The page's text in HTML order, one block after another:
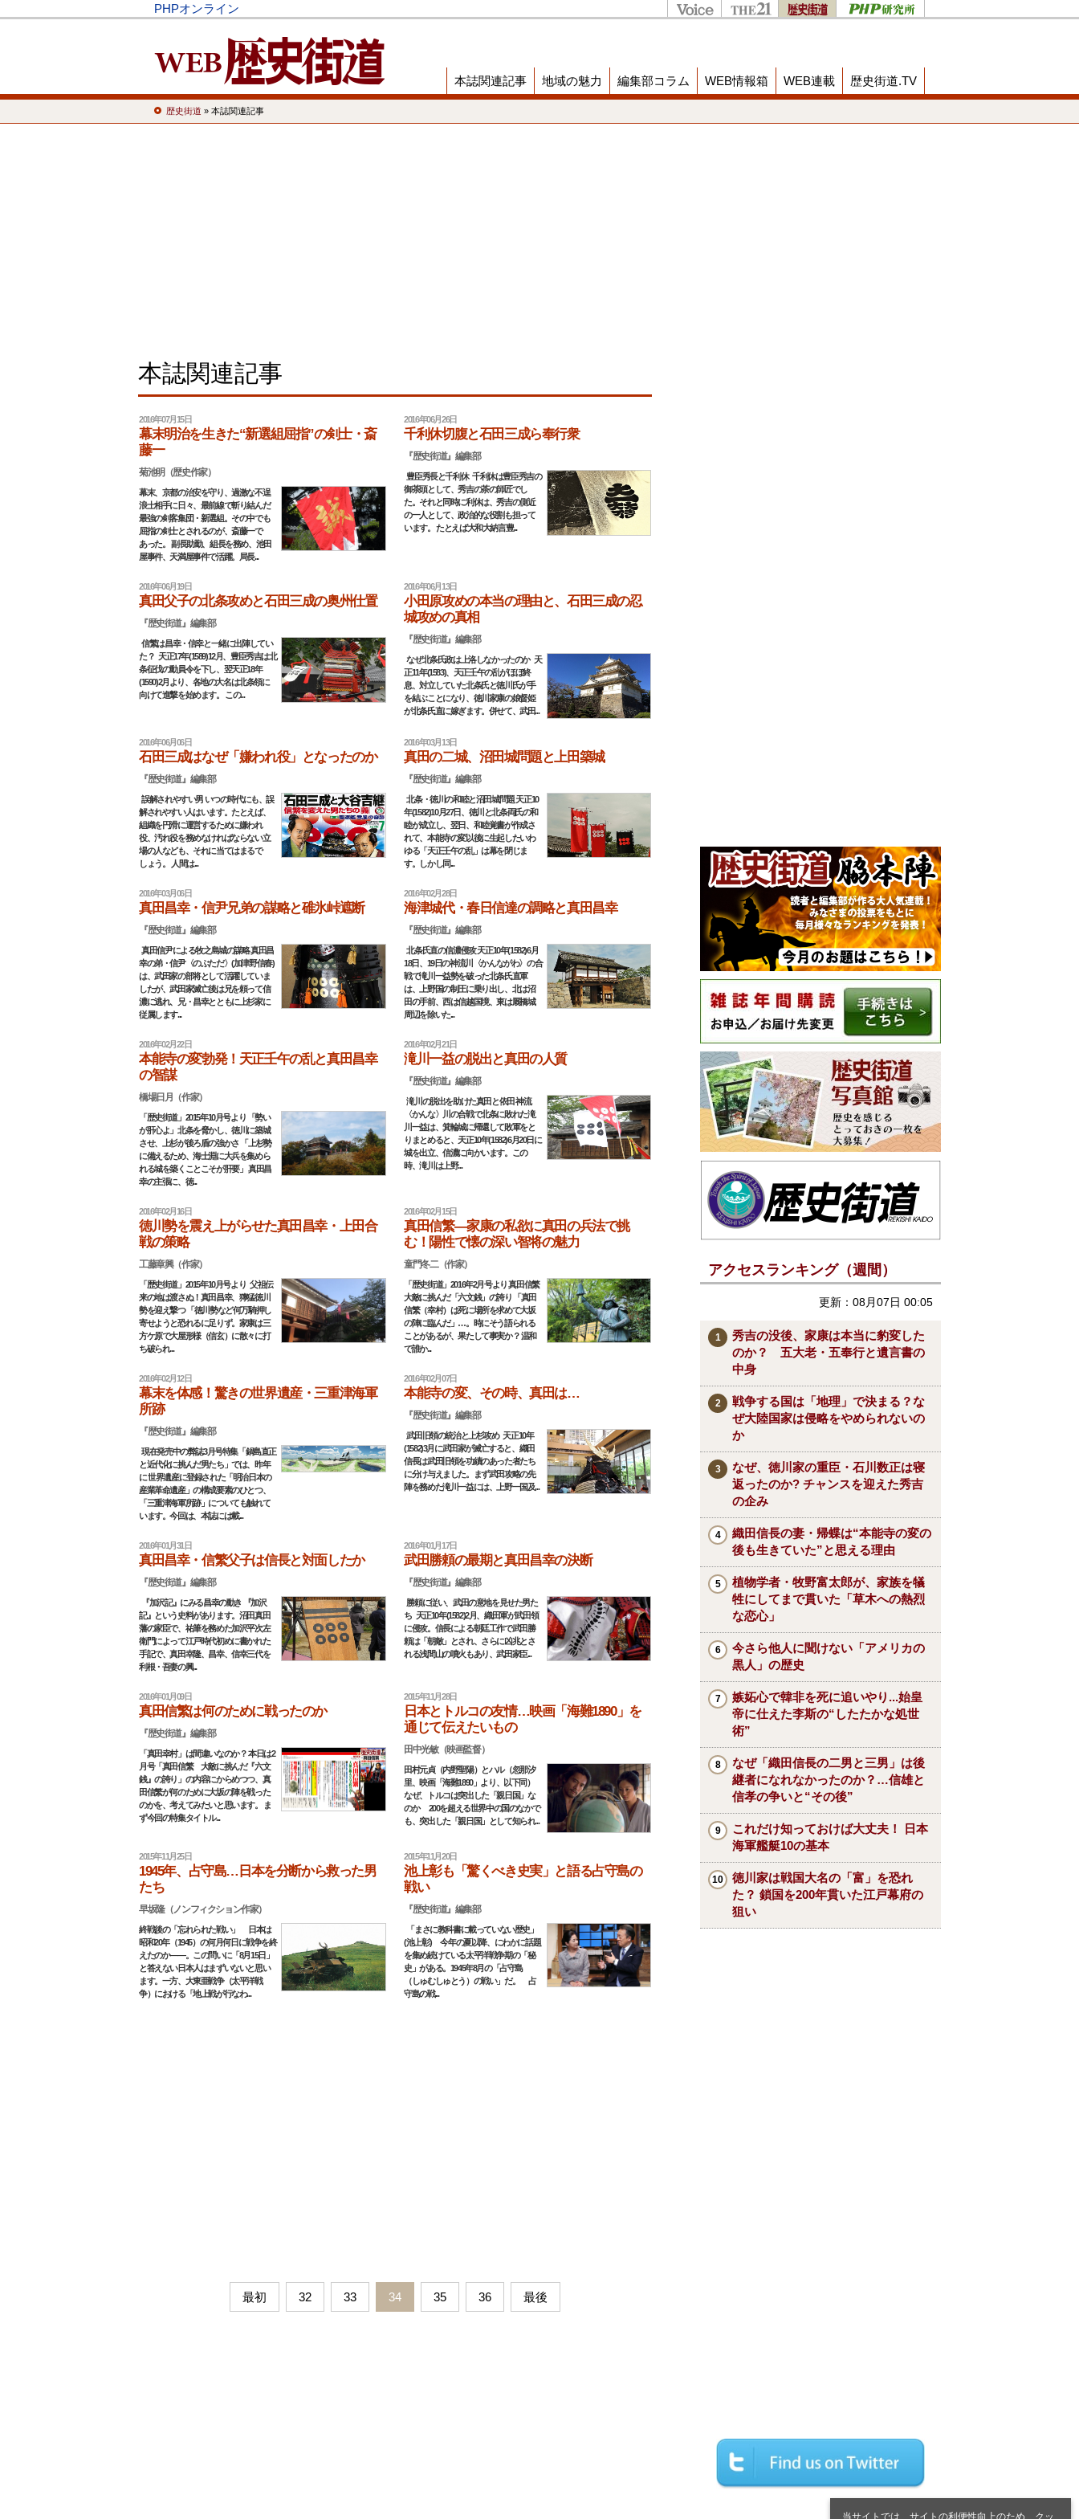
PHPオンライン
本誌関連記事 地域の魅力 編集部コラム WEB情報箱 WEB連載 歴史街道.TV
当サイトでは、サイトの利便性向上のため、クッ
歴史街道 » 本誌関連記事
本誌関連記事
2016年07月15日
幕末明治を生きた“新選組屈指”の剣士・斎
藤一
菊池明（歴史作家）
幕末、京都の治安を守り、過激な不逞
浪士相手に日々、最前線で斬り結んだ
最強の剣客集団・新選組。その中でも
屈指の剣士とされるのが、斎藤一で
あった。 副長助勤、組長を務め、池田
屋事件、天満屋事件で活躍。局長...
2016年06月26日
千利休切腹と石田三成ら奉行衆
『歴史街道』編集部
豊臣秀長と千利休 千利休は豊臣秀吉の
御茶頭として、秀吉の茶の師匠でし
た。それと同時に利休は、秀吉の側近
の一人として、政治的な役割も担って
います。 たとえば大和大納言豊...
2016年06月19日
真田父子の北条攻めと石田三成の奥州仕置
『歴史街道』編集部
信繁は昌幸・信幸と一緒に出陣してい
た？ 天正17年(1589)12月、豊臣秀吉は北
条征伐の動員令を下し、翌天正18年
(1590)2月より、各地の大名は北条領に
向けて進撃を始めます。 この...
2016年06月13日
小田原攻めの本当の理由と、石田三成の忍
城攻めの真相
『歴史街道』編集部
なぜ北条氏政は上洛しなかったのか 天
正11年(1583)、天正壬午の乱がほぼ終
息、対立していた北条氏と徳川氏が手
を結ぶことになり、徳川家康の娘督姫
が北条氏直に嫁ぎます。併せて、武田...
2016年06月06日
石田三成はなぜ「嫌われ役」となったのか
『歴史街道』編集部
誤解されやすい男 いつの時代にも、誤
解されやすい人はいます。たとえば、
組織を円滑に運営するために嫌われ
役、汚れ役を務めなければならない立
場の人なども、それに当てはまるで
しょう。 人間は...
2016年03月13日
真田の二城、沼田城問題と上田築城
『歴史街道』編集部
北条・徳川の和睦と沼田城問題 天正10
年(1582)10月27日、徳川と北条両氏の和
睦が成立し、翌日、和睦覚書が作成さ
れて、本能寺の変以後に生起したいわ
ゆる「天正壬午の乱」は幕を閉じま
す。しかし同...
2016年03月06日
真田昌幸・信尹兄弟の謀略と碓氷峠遮断
『歴史街道』編集部
真田信尹による牧之島城の謀略 真田昌
幸の弟・信尹〈のぶただ〉(加津野信春)
は、武田家の部将として活躍していま
したが、武田家滅亡後は兄を頼って信
濃に逃れ、兄・昌幸とともに上杉家に
従属します...
2016年02月28日
海津城代・春日信達の調略と真田昌幸
『歴史街道』編集部
北条氏直の信濃侵攻 天正10年(1582)6月
18日、19日の神流川〈かんながわ〉の合
戦で滝川一益勢を破った北条氏直軍
は、上野国の制圧に乗り出し、北は沼
田の手前、西は信越国境、東は厩橋城
周辺を除いた...
2016年02月22日
本能寺の変勃発！天正壬午の乱と真田昌幸
の智謀
橋場日月（作家）
「歴史街道」2015年10月号より 「勢い
が肝心よ」北条を脅かし、徳川に築城
させ、上杉が後ろ盾の強かさ 「上杉勢
に備えるため、海士淵に大兵を集めら
れる城を築くことこそが肝要」 真田昌
幸の主張に、徳...
2016年02月21日
滝川一益の脱出と真田の人質
『歴史街道』編集部
滝川の脱出を助けた真田と依田 神流
〈かんな〉川の合戦で北条に敗れた滝
川一益は、箕輪城に帰還して敗軍をと
りまとめると、天正10年(1582)6月20日に
城を出立、信濃に向かいます。この
時、滝川は上野...
2016年02月16日
徳川勢を震え上がらせた真田昌幸・上田合
戦の策略
工藤章興（作家）
「歴史街道」2015年10月号より 父祖伝
来の地は渡さぬ！真田昌幸、獰猛徳川
勢を迎え撃つ 「徳川勢など何万騎押し
寄せようと恐れるに足りず。家康は三
方ケ原で大屋形様（信玄）に散々に打
ち破られ...
2016年02月15日
真田信繁―家康の私欲に真田の兵法で挑
む！陽性で懐の深い智将の魅力
童門冬二（作家）
「歴史街道」2016年2月号より 真田信繁
大敵に挑んだ「六文銭」の誇り 「真田
信繁（幸村）は死に場所を求めて大坂
の陣に臨んだ」…。時にそう語られる
ことがあるが、果たして事実か？ 温和
で誰か...
2016年02月12日
幕末を体感！驚きの世界遺産・三重津海軍
所跡
『歴史街道』編集部
現在発売中の弊誌3月号特集「鍋島直正
と近代化に挑んだ男たち」では、昨年
に 世界遺産に登録された「明治日本の
産業革命遺産」の構成要素のひとつ、
「三重津海軍所跡」についても触れて
います。今回は、本誌には載...
2016年02月07日
本能寺の変、その時、真田は…
『歴史街道』編集部
武田旧領の統治と上杉攻め 天正10年
(1582)3月に武田家が滅亡すると、織田
信長は武田旧領を功績のあった者たち
に分け与えました。まず武田攻略の先
陣を務めた滝川一益には、上野一国及...
2016年01月31日
真田昌幸・信繁父子は信長と対面したか
『歴史街道』編集部
『加沢記』にみる昌幸の動き 『加沢
記』という史料があります。沼田真田
藩の家臣で、祐筆を務めた加沢平次左
衛門によって江戸時代初めに書かれた
手記で、真田幸隆、昌幸、信幸三代を
利根・吾妻の興...
2016年01月17日
武田勝頼の最期と真田昌幸の決断
『歴史街道』編集部
勝頼に従い、武田の意地を見せた男た
ち 天正10年(1582)2月、織田軍が武田領
に侵攻。信長による朝廷工作で武田勝
頼は「朝敵」とされ、さらに凶兆とさ
れる浅間山の噴火もあり、武田家臣...
2016年01月09日
真田信繁は何のために戦ったのか
『歴史街道』編集部
「真田幸村」は間違いなのか？ 本日は2
月号「真田信繁 大敵に挑んだ『六文
銭』の誇り」の内容にからめつつ、真
田信繁が何のために大坂の陣を戦った
のかを、考えてみたいと思います。 ま
ず今回の特集タイトル...
2015年11月28日
日本とトルコの友情…映画「海難1890」を
通じて伝えたいもの
田中光敏（映画監督）
田村元貞（内野聖陽）とハル（忽那汐
里、映画「海難1890」より、以下同）
なぜ、トルコは突出した「親日国」な
のか 200を超える世界中の国のなかで
も、突出した「親日国」として知られ...
2015年11月25日
1945年、占守島…日本を分断から救った男
たち
早坂隆（ノンフィクション作家）
終戦後の「忘れられた戦い」 日本は
昭和20年（1945）の何月何日に戦争を終
えたのか――。この問いに「8月15日」
と答えない日本人はまずいないと思い
ます。一方、大東亜戦争（太平洋戦
争）における「地上戦が行なわ...
2015年11月20日
池上彰も「驚くべき史実」と語る占守島の
戦い
『歴史街道』編集部
「まさに教科書に載っていない歴史」
(池上彰) 今年の夏以降、にわかに話題
を集め続けている太平洋戦争期の「秘
史」がある。1945年8月の「占守島
（しゅむしゅとう）の戦い」だ。 占
守島の戦...
最初 32 33 34 35 36 最後
アクセスランキング（週間）
更新：08月07日 00:05
秀吉の没後、家康は本当に豹変した
のか？ 五大老・五奉行と遺言書の
中身
戦争する国は「地理」で決まる？な
ぜ大陸国家は侵略をやめられないの
か
なぜ、徳川家の重臣・石川数正は寝
返ったのか? チャンスを迎えた秀吉
の企み
織田信長の妻・帰蝶は“本能寺の変の
後も生きていた”と思える理由
植物学者・牧野富太郎が、家族を犠
牲にしてまで貫いた「草木への熱烈
な恋心」
今さら他人に聞けない「アメリカの
黒人」の歴史
嫉妬心で韓非を死に追いやり...始皇
帝に仕えた李斯の“したたかな処世
術”
なぜ「織田信長の二男と三男」は後
継者になれなかったのか？…信雄と
信孝の争いと“その後”
これだけ知っておけば大丈夫！ 日本
海軍艦艇10の基本
徳川家は戦国大名の「富」を恐れ
た？ 鎖国を200年貫いた江戸幕府の
狙い